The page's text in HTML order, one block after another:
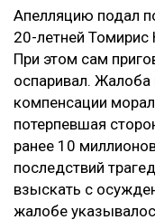
Коллаж Ulysmedia.kz
Апелляционный